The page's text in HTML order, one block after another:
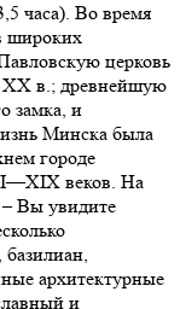
часа). Во время
широких
церковь
ХХ в.; древнейшую
замка, и
Минска была
городе
веков. На
Вы увидите
архитектурные
и